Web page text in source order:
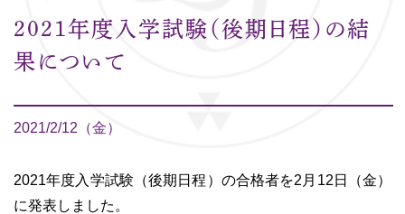
2021年度入学試験（後期日程）の結
果について
2021/2/12（金）
2021年度入学試験（後期日程）の合格者を2月12日（金）
に発表しました。